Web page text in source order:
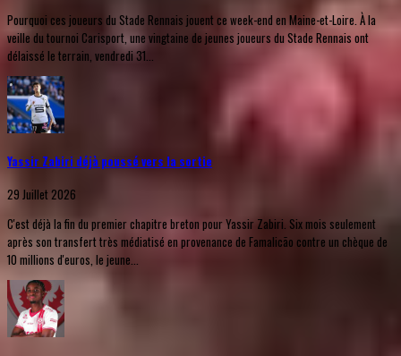
Pourquoi ces joueurs du Stade Rennais jouent ce week-end en Maine-et-Loire. À la
veille du tournoi Carisport, une vingtaine de jeunes joueurs du Stade Rennais ont
délaissé le terrain, vendredi 31...
Yassir Zabiri déjà poussé vers la sortie
29 Juillet 2026
C'est déjà la fin du premier chapitre breton pour Yassir Zabiri. Six mois seulement
après son transfert très médiatisé en provenance de Famalicão contre un chèque de
10 millions d'euros, le jeune...